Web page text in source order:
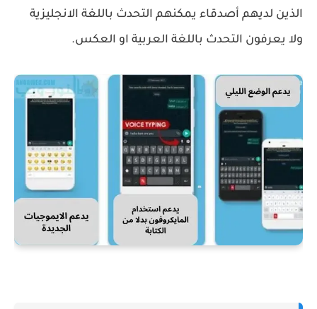
الذين لديهم أصدقاء يمكنهم التحدث باللغة الانجليزية
ولا يعرفون التحدث باللغة العربية او العكس.